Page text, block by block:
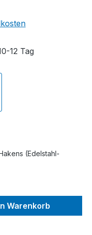
12 Tag
(Edelstahl-
Warenkorb